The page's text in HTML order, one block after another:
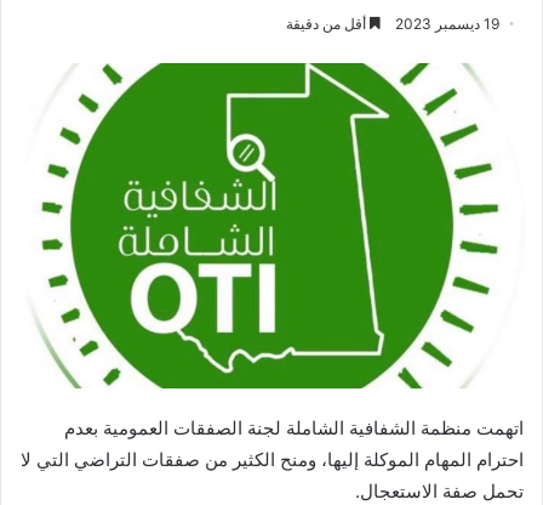
19 ديسمبر 2023 أقل من دقيقة
اتهمت منظمة الشفافية الشاملة لجنة الصفقات العمومية بعدم
احترام المهام الموكلة إليها، ومنح الكثير من صفقات التراضي التي لا
تحمل صفة الاستعجال.